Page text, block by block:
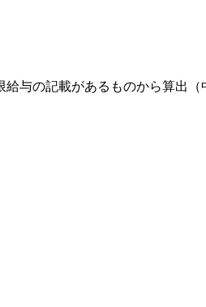
与の記載があるものから算出